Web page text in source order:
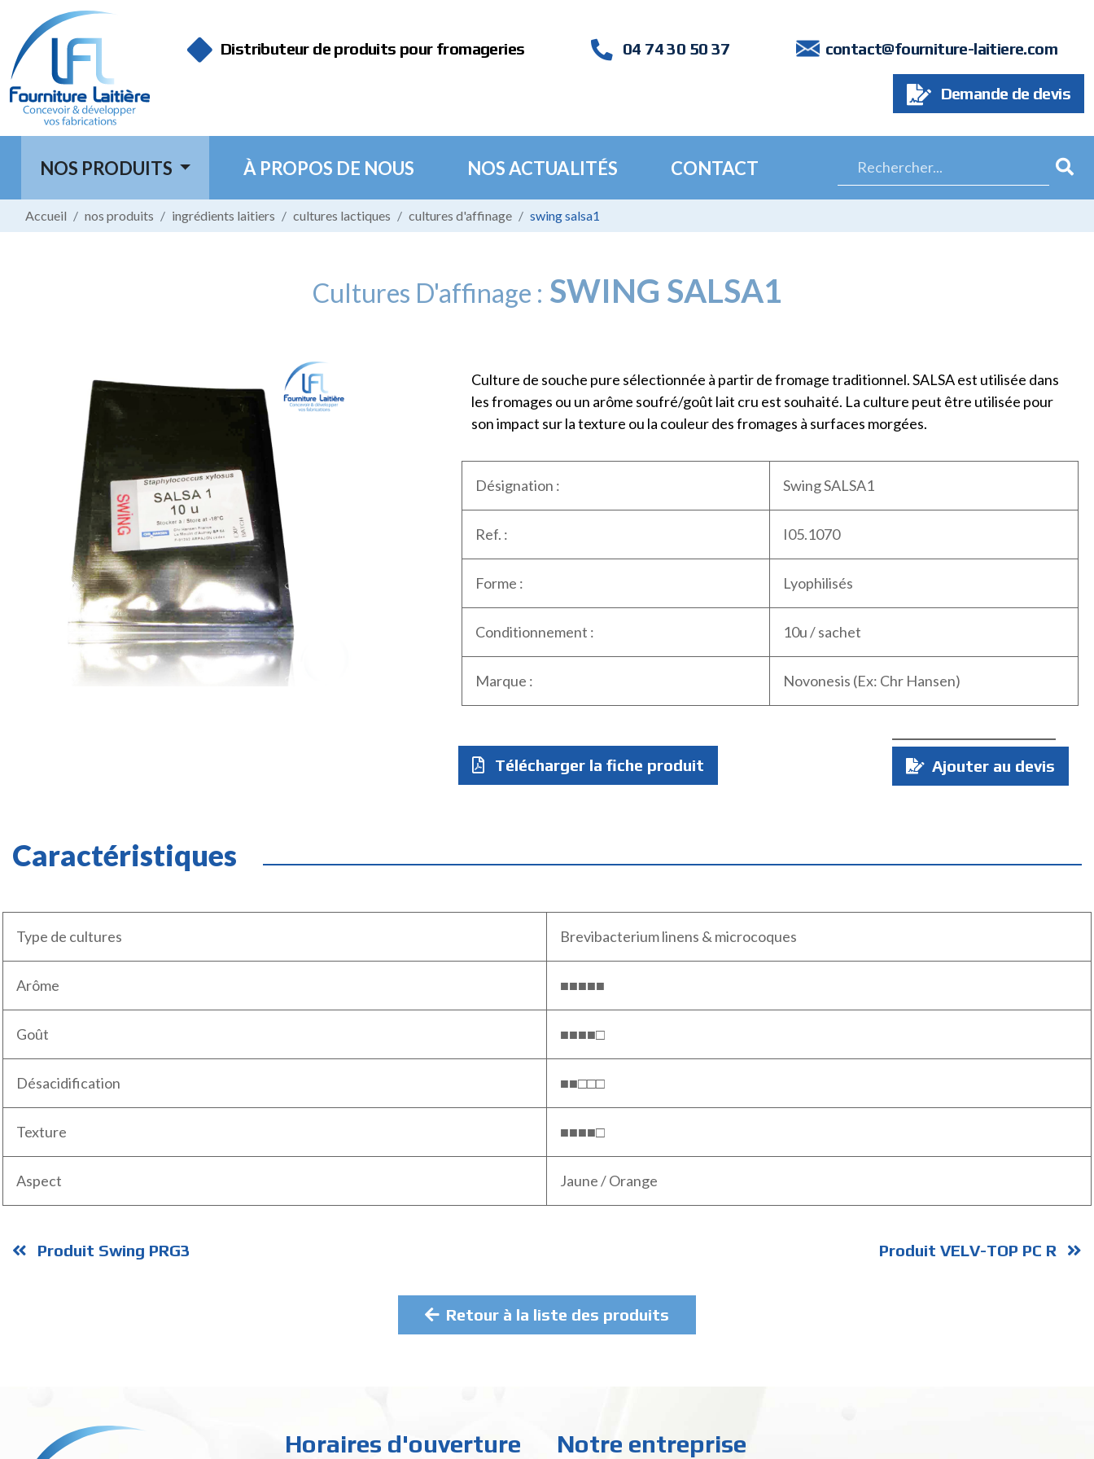
Distributeur de produits pour fromageries 04 74 30 50 37 contact@fourniture-laitiere.com
Demande de devis
NOS PRODUITS À PROPOS DE NOUS NOS ACTUALITÉS CONTACT
Accueil nos produits ingrédients laitiers cultures lactiques cultures d'affinage swing salsa1
Cultures D'affinage : SWING SALSA1
Culture de souche pure sélectionnée à partir de fromage traditionnel. SALSA est utilisée dans
les fromages ou un arôme soufré/goût lait cru est souhaité. La culture peut être utilisée pour
son impact sur la texture ou la couleur des fromages à surfaces morgées.
Désignation : Swing SALSA1
Ref. : I05.1070
Forme : Lyophilisés
Conditionnement : 10u / sachet
Marque : Novonesis (Ex: Chr Hansen)
Télécharger la fiche produit
Quantité
Ajouter au devis
Caractéristiques
Type de cultures Brevibacterium linens & microcoques
Arôme ■■■■■
Goût ■■■■□
Désacidification ■■□□□
Texture ■■■■□
Aspect Jaune / Orange
Produit Swing PRG3 Produit VELV-TOP PC R
Retour à la liste des produits
Horaires d'ouverture Notre entreprise
Panneau de gestion des cookies